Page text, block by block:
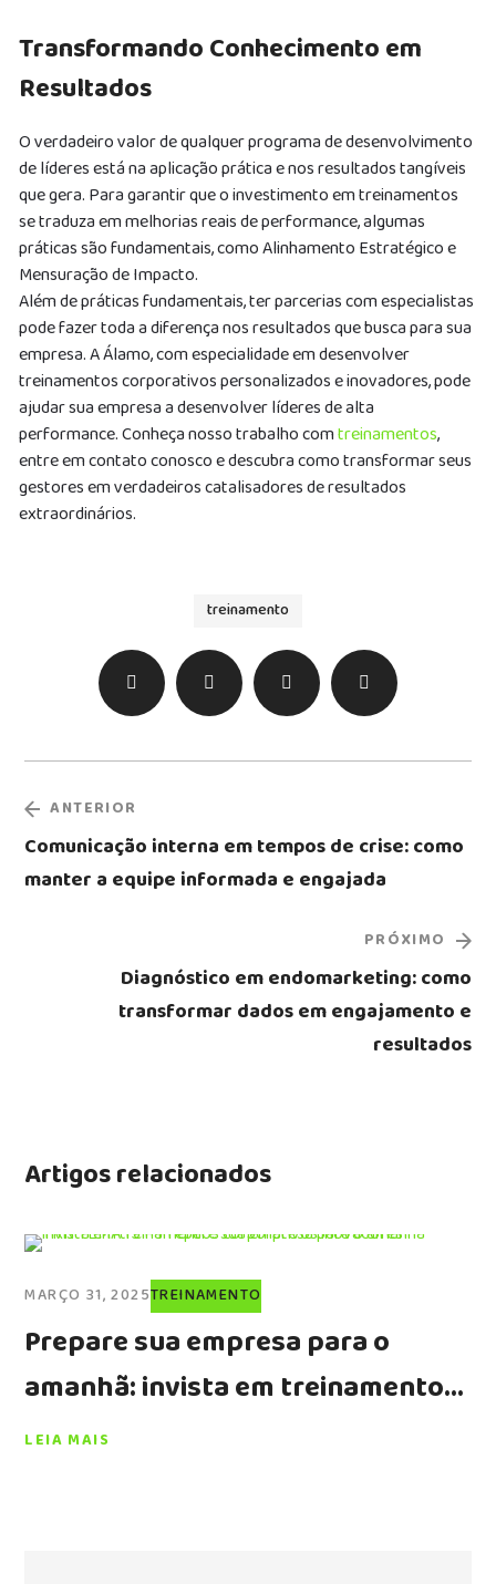
Transformando Conhecimento em
Resultados
O verdadeiro valor de qualquer programa de desenvolvimento
de líderes está na aplicação prática e nos resultados tangíveis
que gera. Para garantir que o investimento em treinamentos
se traduza em melhorias reais de performance, algumas
práticas são fundamentais, como Alinhamento Estratégico e
Mensuração de Impacto.
Além de práticas fundamentais, ter parcerias com especialistas
pode fazer toda a diferença nos resultados que busca para sua
empresa. A Álamo, com especialidade em desenvolver
treinamentos corporativos personalizados e inovadores, pode
ajudar sua empresa a desenvolver líderes de alta
performance. Conheça nosso trabalho comtreinamentos,
entre em contato conosco e descubra como transformar seus
gestores em verdadeiros catalisadores de resultados
extraordinários.
treinamento
ANTERIOR
Comunicação interna em tempos de crise: como
manter a equipe informada e engajada
PRÓXIMO
Diagnóstico em endomarketing: como
transformar dados em engajamento e
resultados
Artigos relacionados
MARÇO 31, 2025TREINAMENTO
Prepare sua empresa para o
amanhã: invista em treinamentos
corporativos inovadores
LEIA MAIS